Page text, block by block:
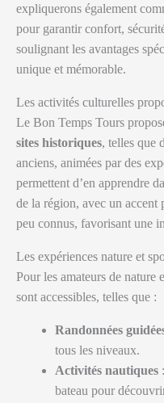
expliquerons également
pour garantir confort,
soulignant les avantages
unique et mémorable.
Les activités culturelles
Le Bon Temps Tours
sites historiques, telles que
anciens, animées par des
permettent d’en apprendre
de la région, avec un accent
peu connus, favorisant une
Les expériences nature et
Pour les amateurs de nature
sont accessibles, telles que :
Randonnées
tous les niveaux.
Activités nautiques
bateau pour